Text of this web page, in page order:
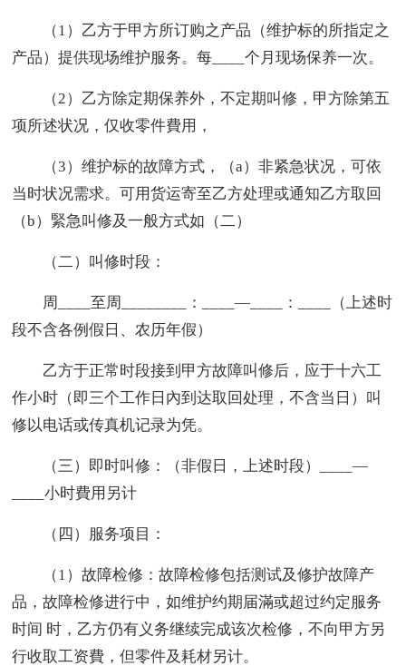
（1）乙方于甲方所订购之产品（维护标的所指定之
产品）提供现场维护服务。每____个月现场保养一次。
（2）乙方除定期保养外，不定期叫修，甲方除第五
项所述状况，仅收零件費用，
（3）维护标的故障方式，（a）非紧急状况，可依
当时状况需求。可用货运寄至乙方处理或通知乙方取回
（b）緊急叫修及一般方式如（二）
（二）叫修时段：
周____至周________：____—____：____（上述时
段不含各例假日、农历年假）
乙方于正常时段接到甲方故障叫修后，应于十六工
作小时（即三个工作日內到达取回处理，不含当日）叫
修以电话或传真机记录为凭。
（三）即时叫修：（非假日，上述时段）____—
____小时費用另计
（四）服务项目：
（1）故障检修：故障检修包括测试及修护故障产
品，故障检修进行中，如维护约期届滿或超过约定服务
时间 时，乙方仍有义务继续完成该次检修，不向甲方另
行收取工资費，但零件及耗材另计。